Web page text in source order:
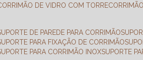
CORRIMÃO DE VIDRO COM TORRE
SUPORTE DE PAREDE PARA CORRIMÃO
SUPORTE PARA FIXAÇÃO DE CORRIMÃO
SUPORTE PARA CORRIMÃO INOX SUPORTE